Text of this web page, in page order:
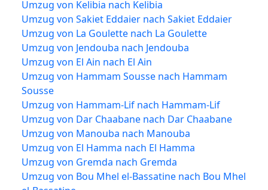
Umzug von Kelibia nach Kelibia
Umzug von Sakiet Eddaier nach Sakiet Eddaier
Umzug von La Goulette nach La Goulette
Umzug von Jendouba nach Jendouba
Umzug von El Ain nach El Ain
Umzug von Hammam Sousse nach Hammam
Sousse
Umzug von Hammam-Lif nach Hammam-Lif
Umzug von Dar Chaabane nach Dar Chaabane
Umzug von Manouba nach Manouba
Umzug von El Hamma nach El Hamma
Umzug von Gremda nach Gremda
Umzug von Bou Mhel el-Bassatine nach Bou Mhel